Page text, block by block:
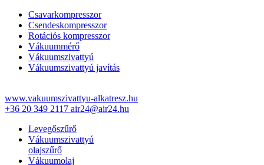
Csavarkompresszor
Csendeskompresszor
Rotációs kompresszor
Vákuummérő
Vákuumszivattyú
Vákuumszivattyú javítás
www.vakuumszivattyu-alkatresz.hu
+36 20 349 2117 air24@air24.hu
Levegőszűrő
Vákuumszivattyú
olajszűrő
Vákuumolaj